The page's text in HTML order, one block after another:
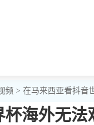
频 > 在马来西亚看抖音
海外无